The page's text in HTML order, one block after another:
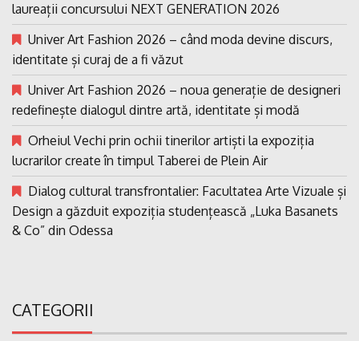
laureații concursului NEXT GENERATION 2026
Univer Art Fashion 2026 – când moda devine discurs,
identitate și curaj de a fi văzut
Univer Art Fashion 2026 – noua generație de designeri
redefinește dialogul dintre artă, identitate și modă
Orheiul Vechi prin ochii tinerilor artiști la expoziția
lucrarilor create în timpul Taberei de Plein Air
Dialog cultural transfrontalier: Facultatea Arte Vizuale și
Design a găzduit expoziția studențească „Luka Basanets
& Co” din Odessa
CATEGORII